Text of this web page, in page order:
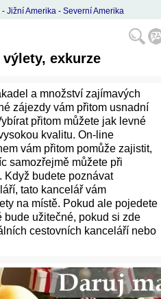
- Jižní Amerika - Severní Amerika
exkurze
a množství zajímavých
zájezdy vám přitom usnadní
přitom můžete jak levné
kvalitu. On-line
vám přitom pomůže zajistit,
samozřejmě můžete při
Když budete poznávat
tato kancelář vám
na místě. Pokud ale pojedete
bude užitečné, pokud si zde
cestovních kanceláří nebo